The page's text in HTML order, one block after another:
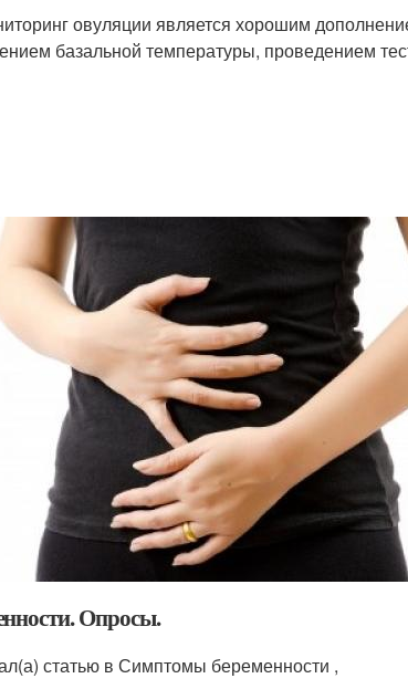
овуляции является хорошим
базальной температуры, проведением
Опросы.
статью в Симптомы беременности ,